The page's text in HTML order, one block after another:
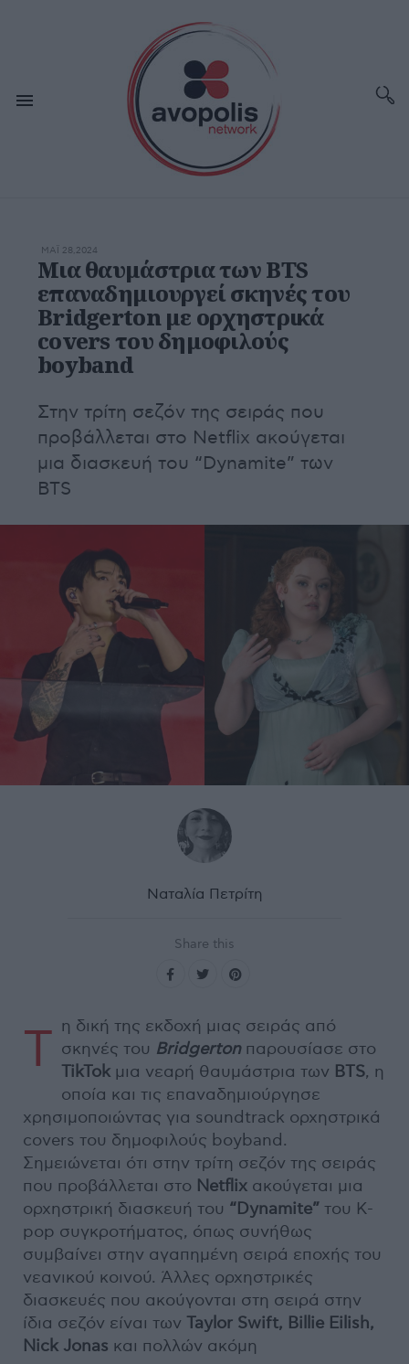
ΜΆΙ 28,2024
Μια θαυμάστρια των BTS
επαναδημιουργεί σκηνές του
Bridgerton με ορχηστρικά
covers του δημοφιλούς
boyband
Στην τρίτη σεζόν της σειράς που
προβάλλεται στο Netflix ακούγεται
μια διασκευή του “Dynamite” των
BTS
Ναταλία Πετρίτη
Share this
Τ η δική της εκδοχή μιας σειράς από
σκηνές του Bridgerton παρουσίασε στο
TikTok μια νεαρή θαυμάστρια των BTS, η
οποία και τις επαναδημιούργησε
χρησιμοποιώντας για soundtrack ορχηστρικά
covers του δημοφιλούς boyband.
Σημειώνεται ότι στην τρίτη σεζόν της σειράς
που προβάλλεται στο Netflix ακούγεται μια
ορχηστρική διασκευή του “Dynamite” του K-
pop συγκροτήματος, όπως συνήθως
συμβαίνει στην αγαπημένη σειρά εποχής του
νεανικού κοινού. Άλλες ορχηστρικές
διασκευές που ακούγονται στη σειρά στην
ίδια σεζόν είναι των Taylor Swift, Billie Eilish,
Nick Jonas και πολλών ακόμη